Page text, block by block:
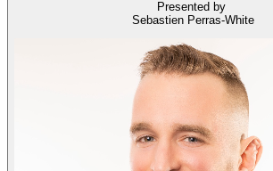
Presented by
Sebastien Perras-White